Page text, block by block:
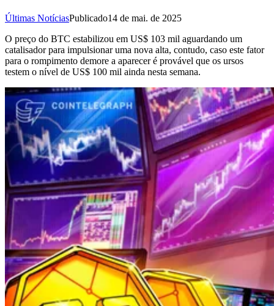
Últimas NotíciasPublicado14 de mai. de 2025
O preço do BTC estabilizou em US$ 103 mil aguardando um
catalisador para impulsionar uma nova alta, contudo, caso este fator
para o rompimento demore a aparecer é provável que os ursos
testem o nível de US$ 100 mil ainda nesta semana.